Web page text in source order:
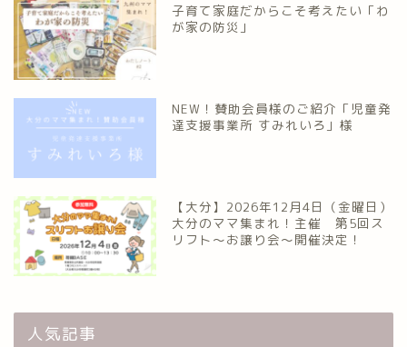
子育て家庭だからこそ考えたい「わ
が家の防災」
NEW！賛助会員様のご紹介「児童発
達支援事業所 すみれいろ」様
【大分】2026年12月4日（金曜日）
大分のママ集まれ！主催 第5回ス
リフト〜お譲り会〜開催決定！
人気記事